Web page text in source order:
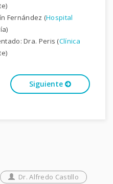
Fernández (Hospital
Dra. Peris (Clínica
Siguiente
Dr. Alfredo Castillo